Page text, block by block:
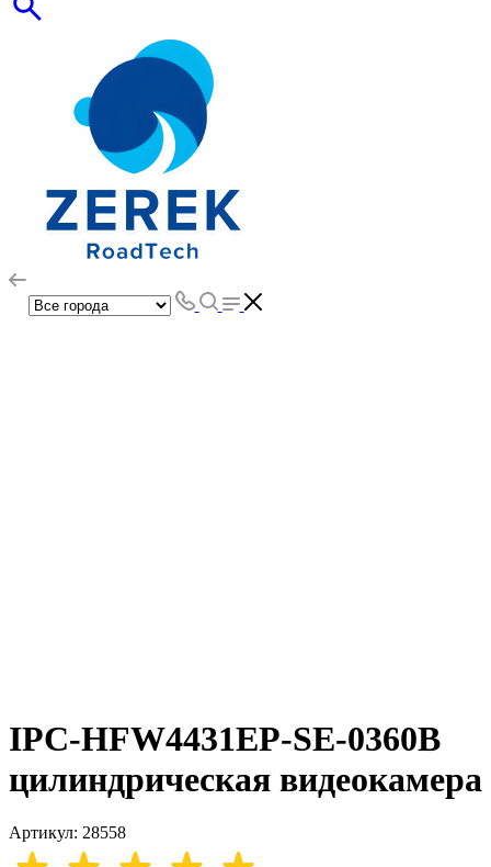
IPC-HFW4431EP-SE-0360B
цилиндрическая видеокамера
Артикул: 28558